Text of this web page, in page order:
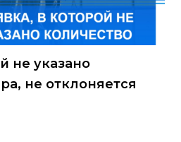
не указано
не отклоняется